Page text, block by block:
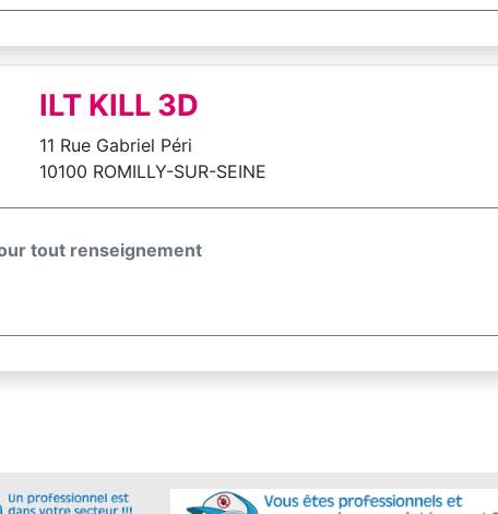
ILT KILL 3D
11 Rue Gabriel Péri
10100 ROMILLY-SUR-SEINE
tout renseignement